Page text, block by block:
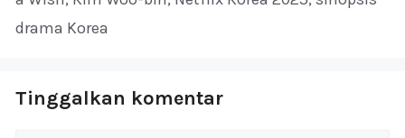
drama Korea
Tinggalkan komentar